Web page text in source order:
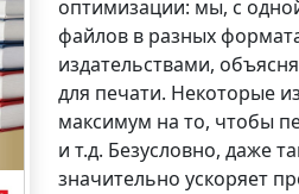
оптимизации: мы, с
файлов в разных
издательствами,
для печати. Некоторые
максимум на то, чтобы
и т.д. Безусловно, даже
значительно ускоряет